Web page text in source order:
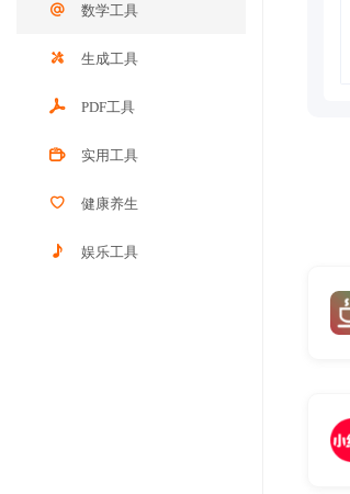
数学工具
生成工具
PDF工具
实用工具
健康养生
娱乐工具